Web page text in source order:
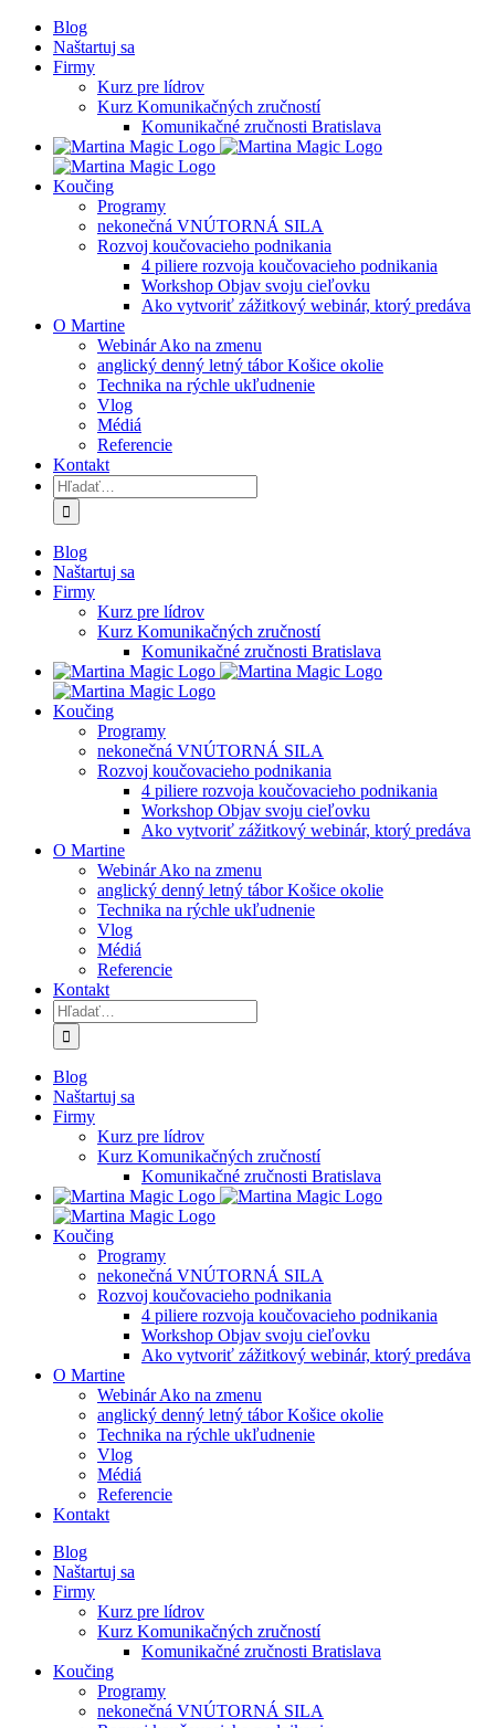
preskočiť
obsah
Blog
Naštartuj sa
Firmy
Kurz pre lídrov
Kurz Komunikačných zručností
Komunikačné zručnosti Bratislava
Koučing
Programy
nekonečná VNÚTORNÁ SILA
Rozvoj koučovacieho podnikania
4 piliere rozvoja koučovacieho podnikania
Workshop Objav svoju cieľovku
Ako vytvoriť zážitkový webinár, ktorý predáva
O Martine
Webinár Ako na zmenu
anglický denný letný tábor Košice okolie
Technika na rýchle ukľudnenie
Vlog
Médiá
Referencie
Kontakt
Hľadať:
Blog
Naštartuj sa
Firmy
Kurz pre lídrov
Kurz Komunikačných zručností
Komunikačné zručnosti Bratislava
Koučing
Programy
nekonečná VNÚTORNÁ SILA
Rozvoj koučovacieho podnikania
4 piliere rozvoja koučovacieho podnikania
Workshop Objav svoju cieľovku
Ako vytvoriť zážitkový webinár, ktorý predáva
O Martine
Webinár Ako na zmenu
anglický denný letný tábor Košice okolie
Technika na rýchle ukľudnenie
Vlog
Médiá
Referencie
Kontakt
Hľadať:
Blog
Naštartuj sa
Firmy
Kurz pre lídrov
Kurz Komunikačných zručností
Komunikačné zručnosti Bratislava
Koučing
Programy
nekonečná VNÚTORNÁ SILA
Rozvoj koučovacieho podnikania
4 piliere rozvoja koučovacieho podnikania
Workshop Objav svoju cieľovku
Ako vytvoriť zážitkový webinár, ktorý predáva
O Martine
Webinár Ako na zmenu
anglický denný letný tábor Košice okolie
Technika na rýchle ukľudnenie
Vlog
Médiá
Referencie
Kontakt
Blog
Naštartuj sa
Firmy
Kurz pre lídrov
Kurz Komunikačných zručností
Komunikačné zručnosti Bratislava
Koučing
Programy
nekonečná VNÚTORNÁ SILA